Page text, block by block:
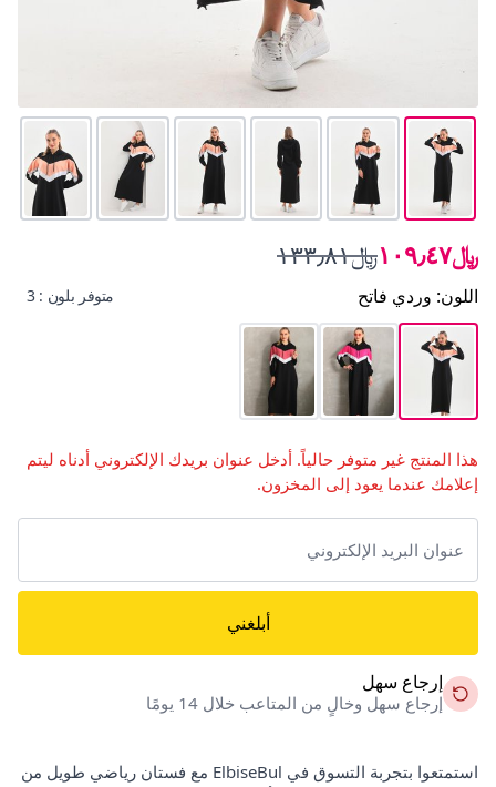
﷼١٠٩٫٤٧ ﷼١٣٣٫٨١
اللون: وردي فاتح متوفر بلون : 3
هذا المنتج غير متوفر حالياً. أدخل عنوان بريدك الإلكتروني أدناه ليتم
إعلامك عندما يعود إلى المخزون.
أبلغني
إرجاع سهل
إرجاع سهل وخالٍ من المتاعب خلال 14 يومًا
استمتعوا بتجربة التسوق في ElbiseBul مع فستان رياضي طويل من